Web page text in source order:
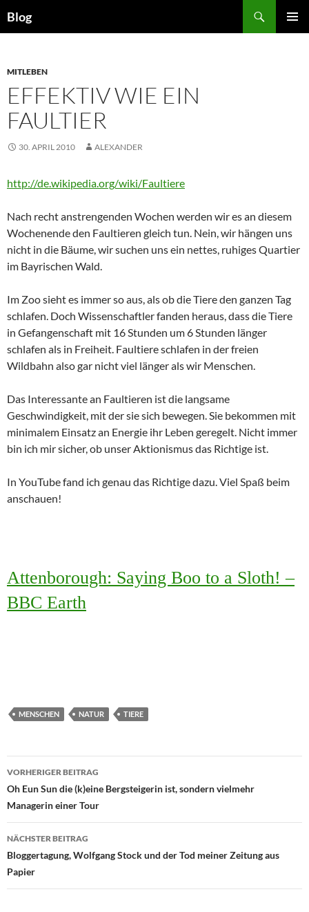
Inhalt
Blog
MITLEBEN
EFFEKTIV WIE EIN
FAULTIER
30. APRIL 2010 ALEXANDER
http://de.wikipedia.org/wiki/Faultiere
Nach recht anstrengenden Wochen werden wir es an diesem
Wochenende den Faultieren gleich tun. Nein, wir hängen uns
nicht in die Bäume, wir suchen uns ein nettes, ruhiges Quartier
im Bayrischen Wald.
Im Zoo sieht es immer so aus, als ob die Tiere den ganzen Tag
schlafen. Doch Wissenschaftler fanden heraus, dass die Tiere
in Gefangenschaft mit 16 Stunden um 6 Stunden länger
schlafen als in Freiheit. Faultiere schlafen in der freien
Wildbahn also gar nicht viel länger als wir Menschen.
Das Interessante an Faultieren ist die langsame
Geschwindigkeit, mit der sie sich bewegen. Sie bekommen mit
minimalem Einsatz an Energie ihr Leben geregelt. Nicht immer
bin ich mir sicher, ob unser Aktionismus das Richtige ist.
In YouTube fand ich genau das Richtige dazu. Viel Spaß beim
anschauen!
Attenborough: Saying Boo to a Sloth! –
BBC Earth
MENSCHEN NATUR TIERE
Beitragsnavigation
VORHERIGER BEITRAG
Oh Eun Sun die (k)eine Bergsteigerin ist, sondern vielmehr
Managerin einer Tour
NÄCHSTER BEITRAG
Bloggertagung, Wolfgang Stock und der Tod meiner Zeitung aus
Papier